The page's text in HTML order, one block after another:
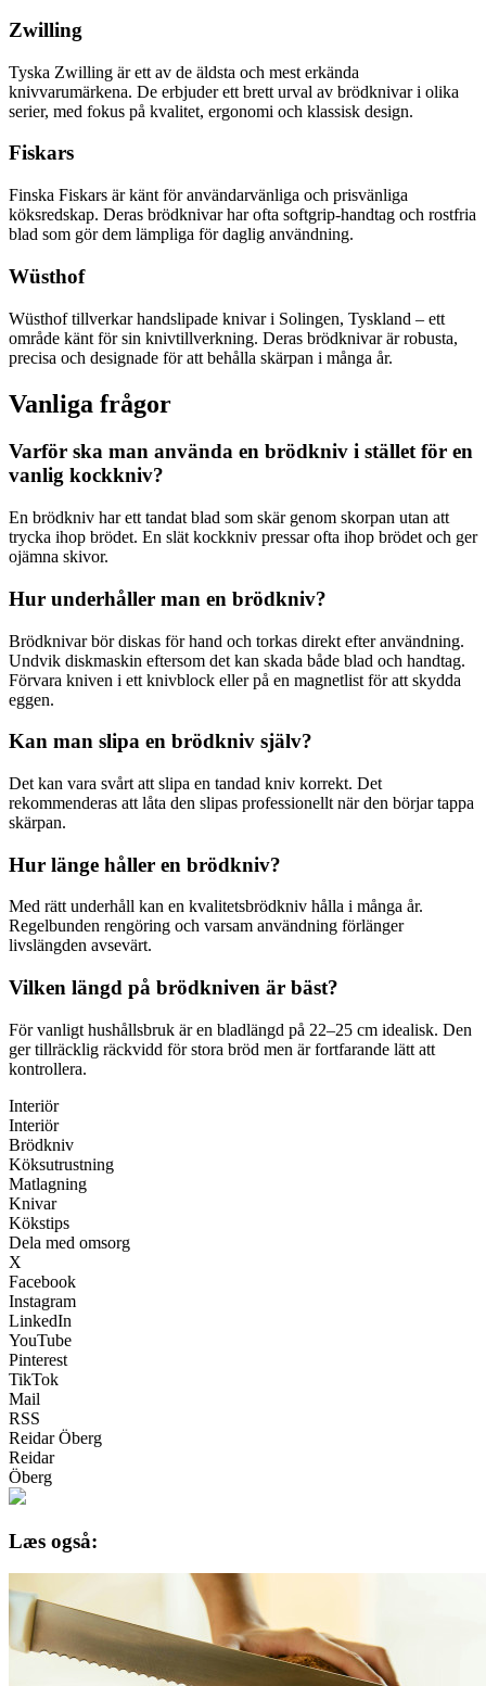
Zwilling
Tyska Zwilling är ett av de äldsta och mest erkända
knivvarumärkena. De erbjuder ett brett urval av brödknivar i olika
serier, med fokus på kvalitet, ergonomi och klassisk design.
Fiskars
Finska Fiskars är känt för användarvänliga och prisvänliga
köksredskap. Deras brödknivar har ofta softgrip-handtag och rostfria
blad som gör dem lämpliga för daglig användning.
Wüsthof
Wüsthof tillverkar handslipade knivar i Solingen, Tyskland – ett
område känt för sin knivtillverkning. Deras brödknivar är robusta,
precisa och designade för att behålla skärpan i många år.
Vanliga frågor
Varför ska man använda en brödkniv i stället för en
vanlig kockkniv?
En brödkniv har ett tandat blad som skär genom skorpan utan att
trycka ihop brödet. En slät kockkniv pressar ofta ihop brödet och ger
ojämna skivor.
Hur underhåller man en brödkniv?
Brödknivar bör diskas för hand och torkas direkt efter användning.
Undvik diskmaskin eftersom det kan skada både blad och handtag.
Förvara kniven i ett knivblock eller på en magnetlist för att skydda
eggen.
Kan man slipa en brödkniv själv?
Det kan vara svårt att slipa en tandad kniv korrekt. Det
rekommenderas att låta den slipas professionellt när den börjar tappa
skärpan.
Hur länge håller en brödkniv?
Med rätt underhåll kan en kvalitetsbrödkniv hålla i många år.
Regelbunden rengöring och varsam användning förlänger
livslängden avsevärt.
Vilken längd på brödkniven är bäst?
För vanligt hushållsbruk är en bladlängd på 22–25 cm idealisk. Den
ger tillräcklig räckvidd för stora bröd men är fortfarande lätt att
kontrollera.
Interiör
Interiör
Brödkniv
Köksutrustning
Matlagning
Knivar
Kökstips
Dela med omsorg
X
Facebook
Instagram
LinkedIn
YouTube
Pinterest
TikTok
Mail
RSS
Reidar Öberg
Reidar
Öberg
Læs også: